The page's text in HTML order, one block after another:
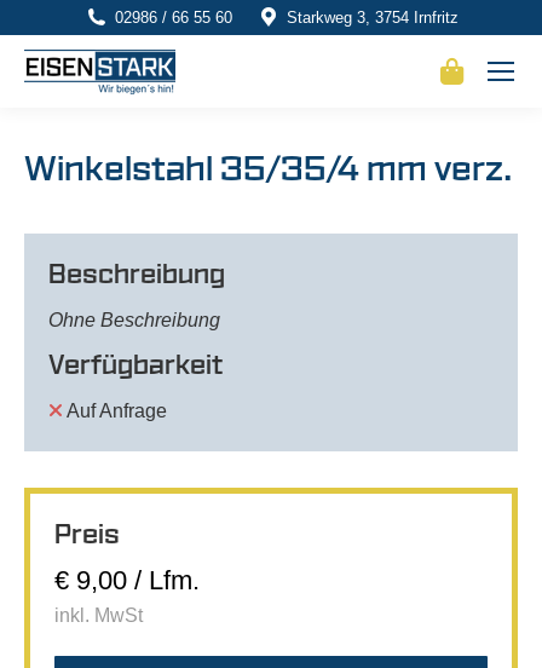
02986 / 66 55 60 Starkweg 3, 3754 Irnfritz
Winkelstahl 35/35/4 mm verz.
Beschreibung
Ohne Beschreibung
Verfügbarkeit
Auf Anfrage
Preis
€ 9,00 / Lfm.
inkl. MwSt